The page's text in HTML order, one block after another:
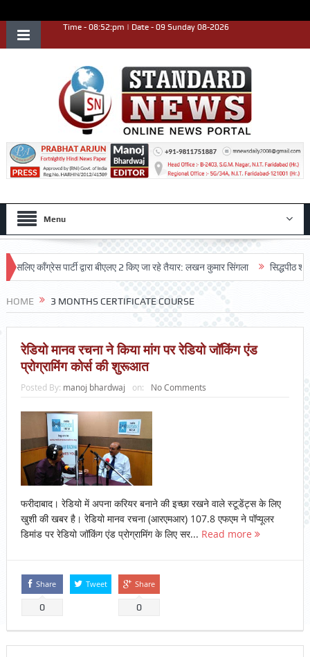
Time - 08:52:pm | Date - 09 Sunday 08-2026
Menu
काँग्रेस पार्टी द्वारा बीएलए 2 किए जा रहे तैयार: लखन कुमार सिंगला सिद्धपीठ श्री
HOME 3 MONTHS CERTIFICATE COURSE
रेडियो मानव रचना ने किया मांग पर रेडियो जॉकिंग एंड
प्रोग्रामिंग कोर्स की शुरूआत
Posted By: manoj bhardwaj on: No Comments
फरीदाबाद। रेडियो में अपना करियर बनाने की इच्छा रखने वाले स्टूडेंट्स के लिए
खुशी की खबर है। रेडियो मानव रचना (आरएमआर) 107.8 एफएम ने पॉप्यूलर
डिमांड पर रेडियो जॉकिंग एंड प्रोग्रामिंग के लिए सर... Read more
Share
0
Tweet Share
0